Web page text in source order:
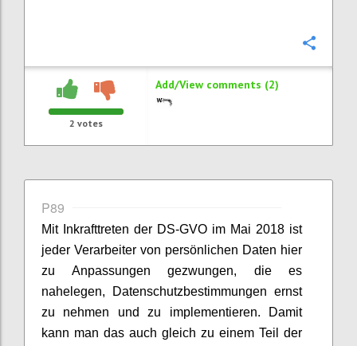
2 votes
Add/View comments (2)
P89
Mit Inkrafttreten der DS-GVO im Mai 2018 ist
jeder Verarbeiter von persönlichen Daten hier
zu Anpassungen gezwungen, die es
nahelegen, Datenschutzbestimmungen ernst
zu nehmen und zu implementieren. Damit
kann man das auch gleich zu einem Teil der